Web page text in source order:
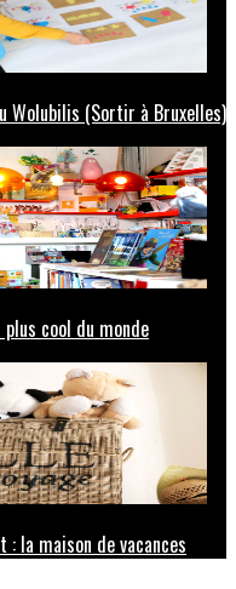
Wolubilis (Sortir à Bruxelles)
cool du monde
la maison de vacances